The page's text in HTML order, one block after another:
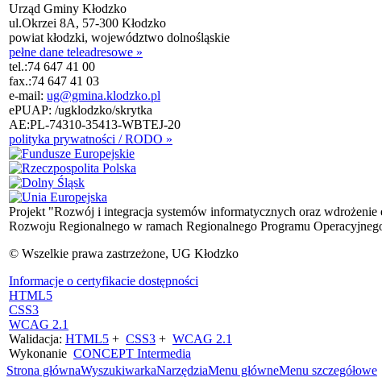
Urząd Gminy Kłodzko
ul.Okrzei 8A, 57-300 Kłodzko
powiat kłodzki, województwo dolnośląskie
pełne dane teleadresowe »
tel.:74 647 41 00
fax.:74 647 41 03
e-mail: ug@gmina.klodzko.pl
ePUAP: /ugklodzko/skrytka
AE:PL-74310-35413-WBTEJ-20
polityka prywatności / RODO »
Projekt "Rozwój i integracja systemów informatycznych oraz
Rozwoju Regionalnego w ramach Regionalnego Programu
© Wszelkie prawa zastrzeżone, UG Kłodzko
Informacje o certyfikacie dostępności
HTML5
CSS3
WCAG 2.1
Walidacja: HTML5 + CSS3 + WCAG 2.1
Wykonanie CONCEPT Intermedia
Strona głównaWyszukiwarkaNarzędziaMenu główneMenu szczegółowe